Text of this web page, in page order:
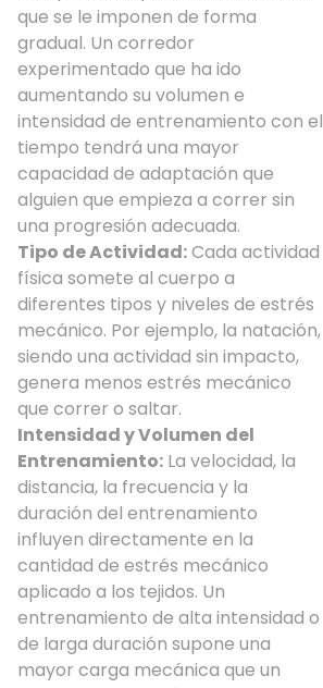
que se le imponen de forma
gradual. Un corredor
experimentado que ha ido
aumentando su volumen e
intensidad de entrenamiento con el
tiempo tendrá una mayor
capacidad de adaptación que
alguien que empieza a correr sin
una progresión adecuada.
Tipo de Actividad:Cada actividad
física somete al cuerpo a
diferentes tipos y niveles de estrés
mecánico. Por ejemplo, la natación,
siendo una actividad sin impacto,
genera menos estrés mecánico
que correr o saltar.
Intensidad y Volumen del
Entrenamiento: La velocidad, la
distancia, la frecuencia y la
duración del entrenamiento
influyen directamente en la
cantidad de estrés mecánico
aplicado a los tejidos. Un
entrenamiento de alta intensidad o
de larga duración supone una
mayor carga mecánica que un